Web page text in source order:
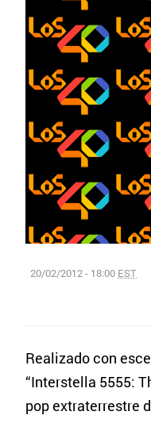
20/02/2012 - 18:00 EST
Realizado con
“Interstella 5555:
pop extraterrestre